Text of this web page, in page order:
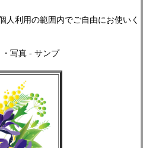
人利用の範囲内でご自由にお使いく
写真 - サンプ